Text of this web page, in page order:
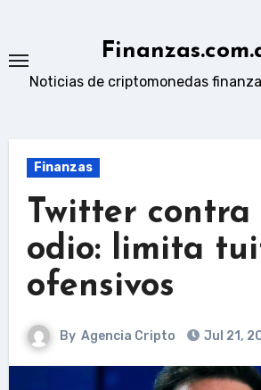
content
Noticias de criptomonedas
Finanzas
Twitter contra
odio: limita
ofensivos
By Agencia Cripto Jul 21,